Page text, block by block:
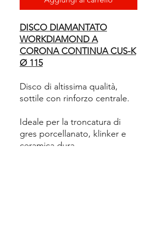
DISCO DIAMANTATO
WORKDIAMOND A
CORONA CONTINUA CUS-K
Ø 115
Disco di altissima qualità,
sottile con rinforzo centrale.
Ideale per la troncatura di
gres porcellanato, klinker e
ceramica dura.